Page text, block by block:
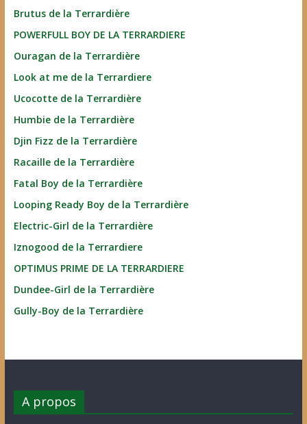
Brutus de la Terrardière
POWERFULL BOY DE LA TERRARDIERE
Ouragan de la Terrardière
Look at me de la Terrardiere
Ucocotte de la Terrardière
Humbie de la Terrardière
Djin Fizz de la Terrardière
Racaille de la Terrardière
Fatal Boy de la Terrardière
Looping Ready Boy de la Terrardière
Electric-Girl de la Terrardière
Iznogood de la Terrardiere
OPTIMUS PRIME DE LA TERRARDIERE
Dundee-Girl de la Terrardière
Gully-Boy de la Terrardière
A propos